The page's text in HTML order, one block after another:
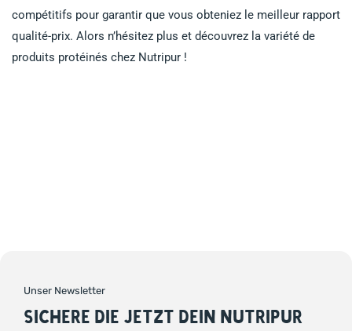
compétitifs pour garantir que vous obteniez le meilleur rapport
qualité-prix. Alors n’hésitez plus et découvrez la variété de
produits protéinés chez Nutripur !
Unser Newsletter
SICHERE DIE JETZT DEIN NUTRIPUR